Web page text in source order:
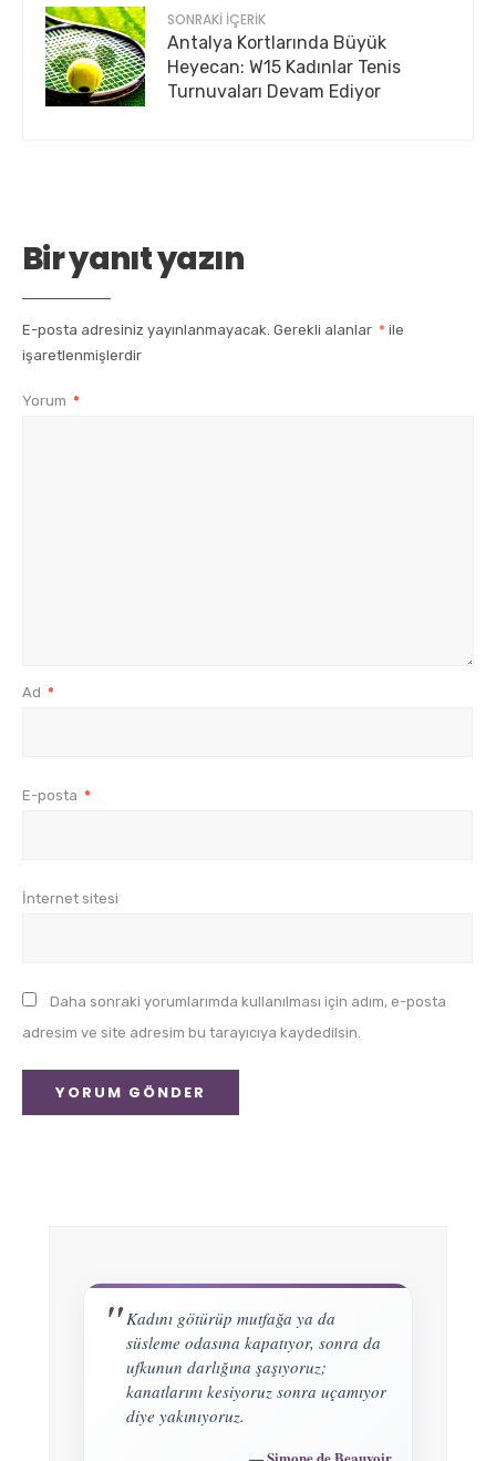
SONRAKI İÇERIK
Antalya Kortlarında Büyük
Heyecan: W15 Kadınlar Tenis
Turnuvaları Devam Ediyor
Bir yanıt yazın
E-posta adresiniz yayınlanmayacak. Gerekli alanlar * ile
işaretlenmişlerdir
Yorum *
Ad *
E-posta *
İnternet sitesi
Daha sonraki yorumlarımda kullanılması için adım, e-posta
adresim ve site adresim bu tarayıcıya kaydedilsin.
Kadını götürüp mutfağa ya da
süsleme odasına kapatıyor, sonra da
ufkunun darlığına şaşıyoruz;
kanatlarını kesiyoruz sonra uçamıyor
diye yakınıyoruz.